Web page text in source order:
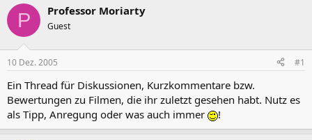
l
l
e
l
P Professor Moriarty
Guest
10 Dez. 2005 #1
Ein Thread für Diskussionen, Kurzkommentare bzw.
Bewertungen zu Filmen, die ihr zuletzt gesehen habt. Nutz es
als Tipp, Anregung oder was auch immer
!